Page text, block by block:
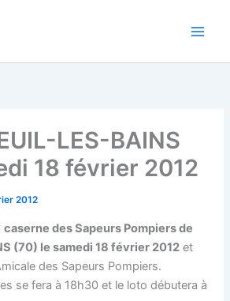
LES-BAINS
18 février 2012
2012
caserne des Sapeurs Pompiers de
(70) le samedi 18 février 2012 et
des Sapeurs Pompiers.
se fera à 18h30 et le loto débutera à